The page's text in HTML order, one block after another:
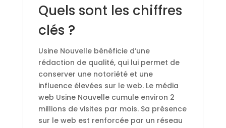
Quels sont les chiffres
clés ?
Usine Nouvelle bénéficie d’une
rédaction de qualité, qui lui permet de
conserver une notoriété et une
influence élevées sur le web. Le média
web Usine Nouvelle cumule environ 2
millions de visites par mois. Sa présence
sur le web est renforcée par un réseau